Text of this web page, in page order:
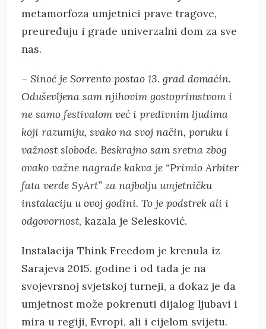
metamorfoza umjetnici prave tragove,
preuređuju i grade univerzalni dom za sve
nas.
– Sinoć je Sorrento postao 13. grad domaćin.
Oduševljena sam njihovim gostoprimstvom i
ne samo festivalom već i predivnim ljudima
koji razumiju, svako na svoj način, poruku i
važnost slobode. Beskrajno sam sretna zbog
ovako važne nagrade kakva je “Primio Arbiter
fata verde SyArt” za najbolju umjetničku
instalaciju u ovoj godini. To je podstrek ali i
odgovornost, kazala je Selesković.
Instalacija Think Freedom je krenula iz
Sarajeva 2015. godine i od tada je na
svojevrsnoj svjetskoj turneji, a dokaz je da
umjetnost može pokrenuti dijalog ljubavi i
mira u regiji, Evropi, ali i cijelom svijetu.